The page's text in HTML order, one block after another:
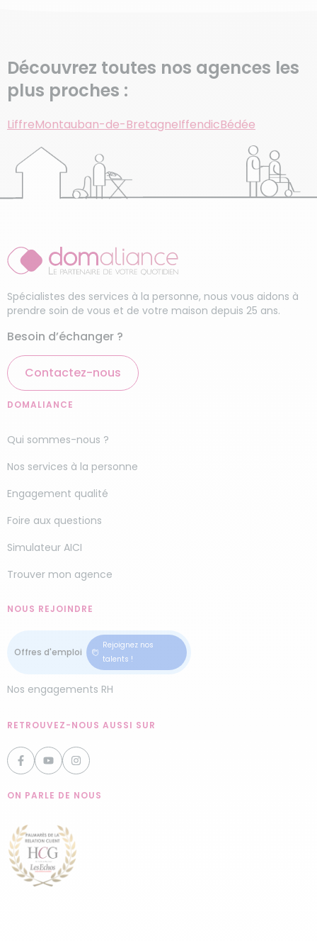
Découvrez toutes nos agences les
plus proches :
LiffreMontauban-de-BretagneIffendicBédée
Spécialistes des services à la personne, nous vous aidons à
prendre soin de vous et de votre maison depuis 25 ans.
Besoin d’échanger ?
Contactez-nous
DOMALIANCE
Qui sommes-nous ?
Nos services à la personne
Engagement qualité
Foire aux questions
Simulateur AICI
Trouver mon agence
NOUS REJOINDRE
Rejoignez nos
talents !
Nos engagements RH
RETROUVEZ-NOUS AUSSI SUR
ON PARLE DE NOUS